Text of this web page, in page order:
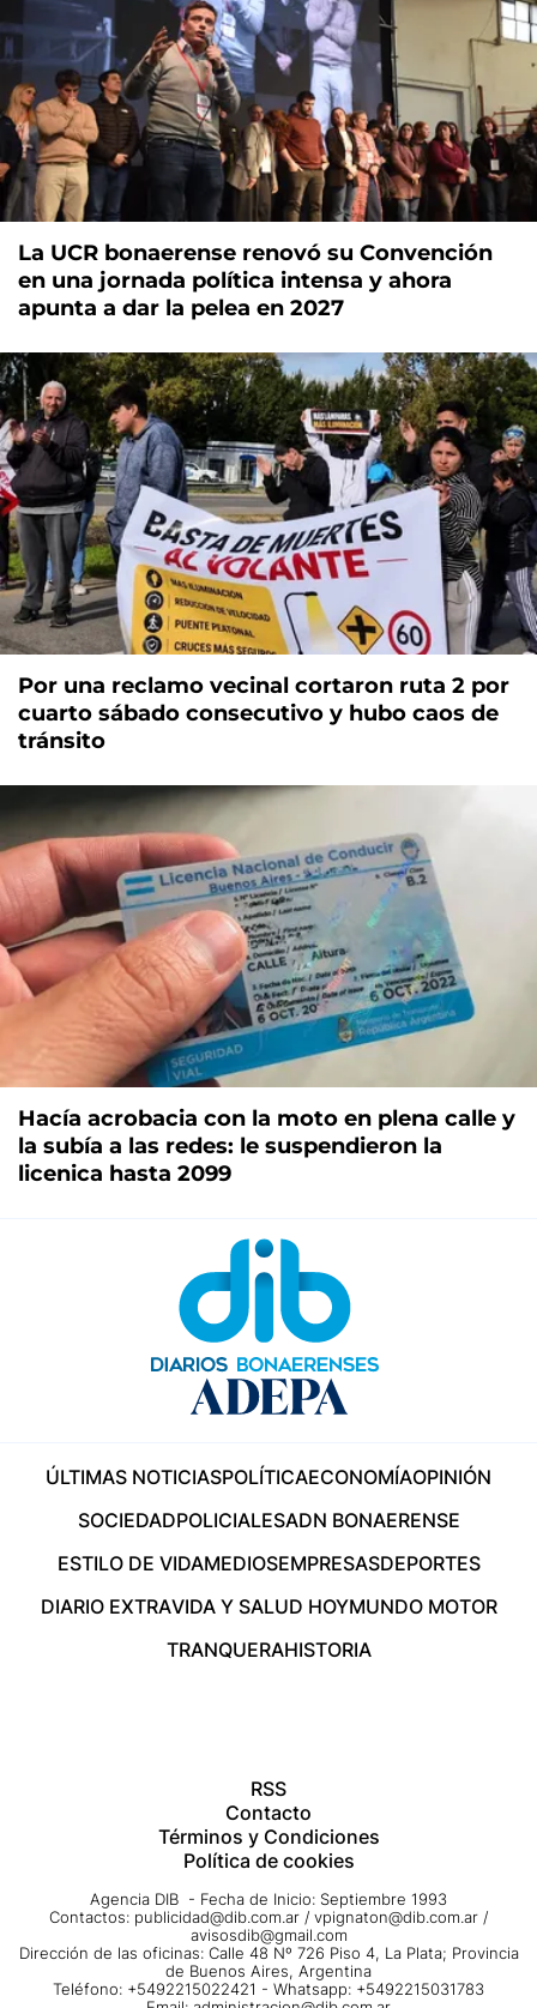
La UCR bonaerense renovó su Convención
en una jornada política intensa y ahora
apunta a dar la pelea en 2027
Por una reclamo vecinal cortaron ruta 2 por
cuarto sábado consecutivo y hubo caos de
tránsito
Hacía acrobacia con la moto en plena calle y
la subía a las redes: le suspendieron la
licenica hasta 2099
ÚLTIMAS NOTICIASPOLÍTICAECONOMÍAOPINIÓN
SOCIEDADPOLICIALESADN BONAERENSE
ESTILO DE VIDAMEDIOSEMPRESASDEPORTES
DIARIO EXTRAVIDA Y SALUD HOYMUNDO MOTOR
TRANQUERAHISTORIA
RSS
Contacto
Términos y Condiciones
Política de cookies
Agencia DIB - Fecha de Inicio: Septiembre 1993
Contactos: publicidad@dib.com.ar / vpignaton@dib.com.ar /
avisosdib@gmail.com
Dirección de las oficinas: Calle 48 Nº 726 Piso 4, La Plata; Provincia
de Buenos Aires, Argentina
Teléfono: +5492215022421 - Whatsapp: +5492215031783